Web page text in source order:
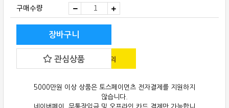
구매수량
Magico(매
코)
M7
quantity
장바구니
관심상품
5000만원 이상 상품은 토스페이먼츠 전자결제를 지원하지
않습니다.
네이버페이, 무통장입금 및 오프라인 카드 결제만 가능합니